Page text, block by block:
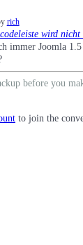
rich
wird nicht
immer Joomla
before you
to join the